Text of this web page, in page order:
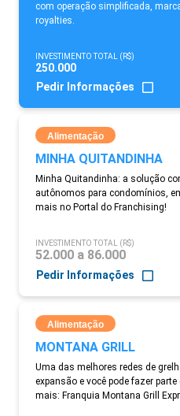
com operação simplificada,
royalties.
INVESTIMENTO TOTAL (R$)
250.000
Pedir Informações
Alimentação
MINHA QUITANDINHA
Minha Quitandinha: a solução
autônomos para condomínios,
mais no Portal do Franchising!
INVESTIMENTO TOTAL (R$)
52.000 a 86.000
Pedir Informações
Alimentação
MONTANA GRILL
Uma das melhores redes de
expansão e você pode fazer
mais: Franquia Montana Grill